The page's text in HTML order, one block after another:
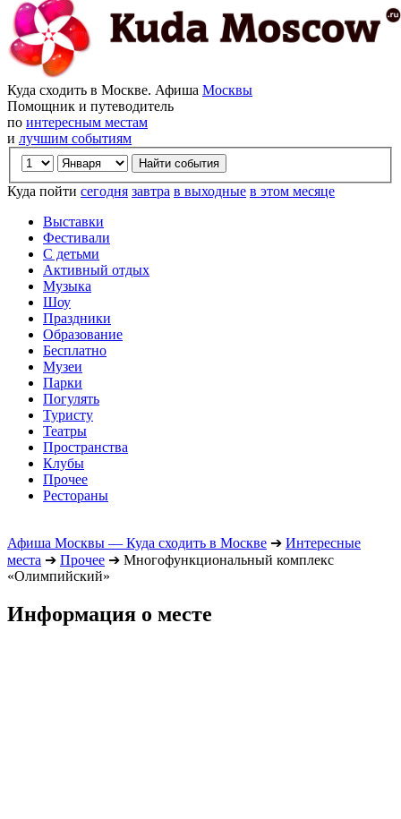
Куда сходить в Москве. Афиша Москвы
Помощник и путеводитель
по интересным местам
и лучшим событиям
Куда пойти сегодня завтра в выходные в этом месяце
Выставки
Фестивали
С детьми
Активный отдых
Музыка
Шоу
Праздники
Образование
Бесплатно
Музеи
Парки
Погулять
Туристу
Театры
Пространства
Клубы
Прочее
Рестораны
Афиша Москвы — Куда сходить в Москве ➔ Интересные
места ➔ Прочее ➔ Многофункциональный комплекс
«Олимпийский»
Информация о месте